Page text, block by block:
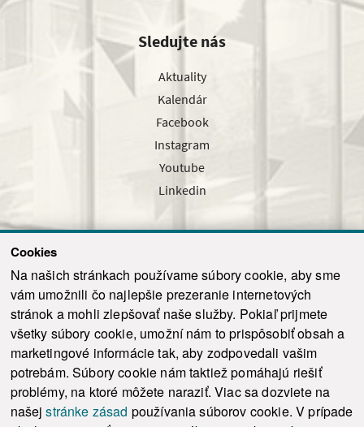
Cookies
Na našich stránkach používame súbory cookie, aby sme
vám umožnili čo najlepšie prezeranie internetových
stránok a mohli zlepšovať naše služby. Pokiaľ prijmete
všetky súbory cookie, umožní nám to prispôsobiť obsah a
marketingové informácie tak, aby zodpovedali vašim
potrebám. Súbory cookie nám taktiež pomáhajú riešiť
problémy, na ktoré môžete naraziť. Viac sa dozviete na
našejstránke zásad používania súborov cookie. V prípade
Sledujte nás
Aktuality
Kalendár
Facebook
Instagram
Youtube
Linkedin
Odoslať